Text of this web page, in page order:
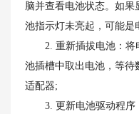
脑并查看电池状态。如
池指示灯未亮起，可能是
2. 重新插拔电池：将
池插槽中取出电池，等待
适配器;
3. 更新电池驱动程序